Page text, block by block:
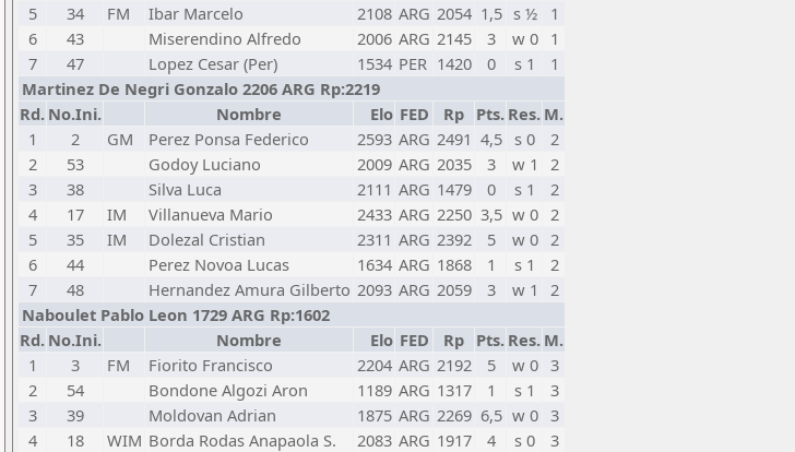
5
34 FM Ibar Marcelo 2108 ARG 2054 1,5 s ½
1
6
43 Miserendino Alfredo 2006 ARG 2145 3 w 0
1
7
47 Lopez Cesar (Per) 1534 PER 1420 0 s 1
1
Martinez De Negri Gonzalo 2206 ARG Rp:2219
Rd. No.Ini. Nombre Elo FED Rp Pts. Res. M.
1
2 GM Perez Ponsa Federico 2593 ARG 2491 4,5 s 0
2
2
53 Godoy Luciano 2009 ARG 2035 3 w 1
2
3
38 Silva Luca 2111 ARG 1479 0 s 1
2
4
17 IM Villanueva Mario 2433 ARG 2250 3,5 w 0 2
5
35 IM Dolezal Cristian 2311 ARG 2392 5 w 0 2
6
44 Perez Novoa Lucas 1634 ARG 1868 1 s 1
2
7
48 Hernandez Amura Gilberto 2093 ARG 2059 3 w 1
2
Naboulet Pablo Leon 1729 ARG Rp:1602
Rd. No.Ini. Nombre Elo FED Rp Pts. Res. M.
1
3 FM Fiorito Francisco 2204 ARG 2192 5 w 0 3
2
54 Bondone Algozi Aron 1189 ARG 1317 1 s 1
3
3
39 Moldovan Adrian 1875 ARG 2269 6,5 w 0 3
4
18 WIM Borda Rodas Anapaola S. 2083 ARG 1917 4 s 0
3